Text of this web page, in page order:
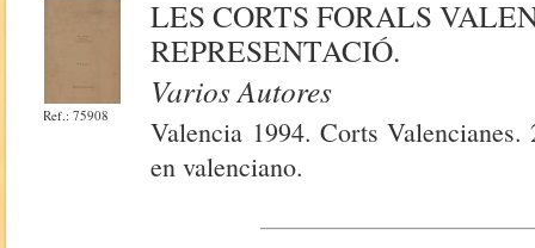
Ref.: 75908
LES CORTS FORALS
REPRESENTACIÓ.
Varios Autores
Valencia 1994. Corts
en valenciano.